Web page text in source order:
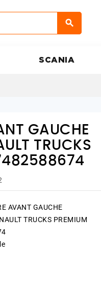
SCANIA
GAUCHE
TRUCKS
AVANT GAUCHE
TRUCKS PREMIUM